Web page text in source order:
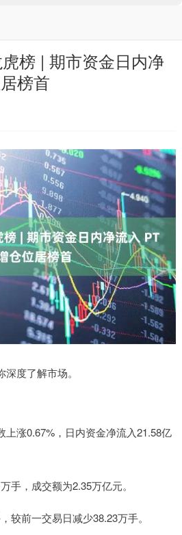
榜 | 期市资金日内净
榜首
度了解市场。
涨0.67%，日内资金净流入21.58亿
，成交额为2.35万亿元。
前一交易日减少38.23万手。